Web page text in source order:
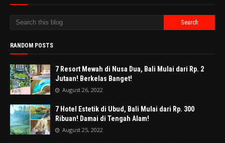
RANDOM POSTS
7 Resort Mewah di Nusa Dua, Bali Mulai dari Rp. 2
Jutaan! Berkelas Banget!
August 26, 2022
7 Hotel Estetik di Ubud, Bali Mulai dari Rp. 300
Ribuan! Damai di Tengah Alam!
August 25, 2022